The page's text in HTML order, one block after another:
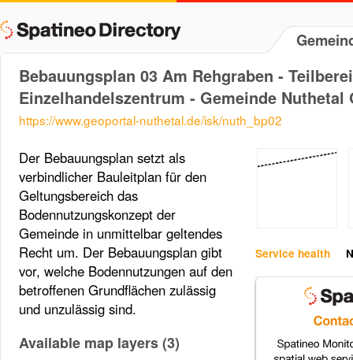
Bebauungsplan 03 Am Rehgraben -
Einzelhandelszentrum - Gemeinde Nuthetal
https://www.geoportal-nuthetal.de/isk/nuth_bp02
Service health
Der Bebauungsplan setzt als
verbindlicher Bauleitplan für den
Geltungsbereich das
Bodennutzungskonzept der
Gemeinde in unmittelbar geltendes
Recht um. Der Bebauungsplan gibt
vor, welche Bodennutzungen auf den
betroffenen Grundflächen zulässig
und unzulässig sind.
Available map layers (3)